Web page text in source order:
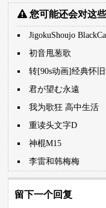
您可能还会对这
JigokuShoujo
初音甩葱歌
转[90s动画]经典怀
君が望む永遠
我为歌狂 高中生活
重读头文字D
神棍M15
李雷和韩梅梅
留下一个回复